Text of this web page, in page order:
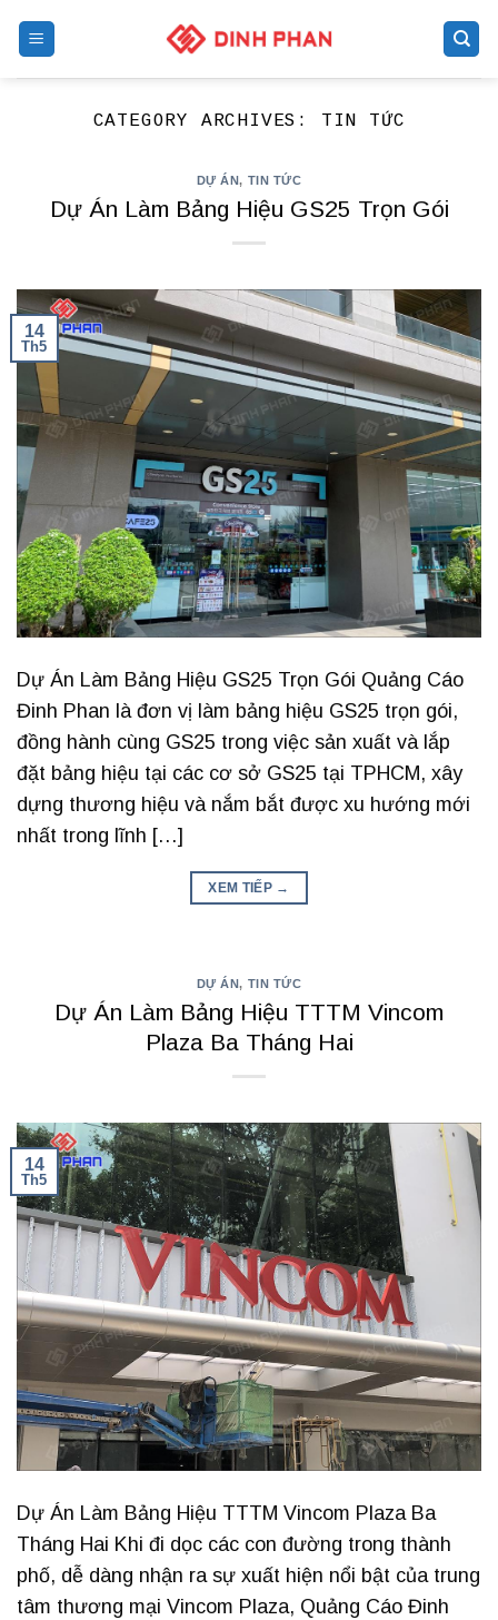
CATEGORY ARCHIVES: TIN TỨC
DỰ ÁN, TIN TỨC
Dự Án Làm Bảng Hiệu GS25 Trọn Gói
14
Th5
Dự Án Làm Bảng Hiệu GS25 Trọn Gói Quảng Cáo
Đinh Phan là đơn vị làm bảng hiệu GS25 trọn gói,
đồng hành cùng GS25 trong việc sản xuất và lắp
đặt bảng hiệu tại các cơ sở GS25 tại TPHCM, xây
dựng thương hiệu và nắm bắt được xu hướng mới
nhất trong lĩnh […]
XEM TIẾP →
DỰ ÁN, TIN TỨC
Dự Án Làm Bảng Hiệu TTTM Vincom
Plaza Ba Tháng Hai
14
Th5
Dự Án Làm Bảng Hiệu TTTM Vincom Plaza Ba
Tháng Hai Khi đi dọc các con đường trong thành
phố, dễ dàng nhận ra sự xuất hiện nổi bật của trung
tâm thương mại Vincom Plaza, Quảng Cáo Đinh